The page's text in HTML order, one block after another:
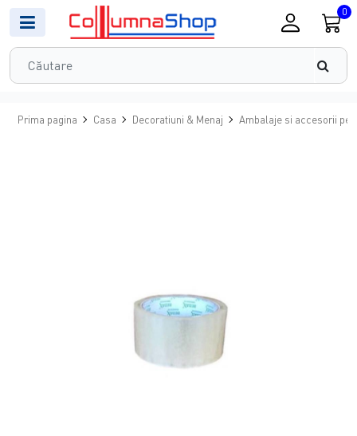
0
Prima pagina Casa Decoratiuni & Menaj Ambalaje si accesorii